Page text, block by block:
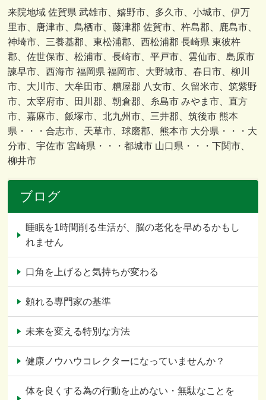
来院地域 佐賀県 武雄市、嬉野市、多久市、小城市、伊万
里市、唐津市、鳥栖市、藤津郡 佐賀市、杵島郡、鹿島市、
神埼市、三養基郡、東松浦郡、西松浦郡 長崎県 東彼杵
郡、佐世保市、松浦市、長崎市、平戸市、雲仙市、島原市
諫早市、西海市 福岡県 福岡市、大野城市、春日市、柳川
市、大川市、大牟田市、糟屋郡 八女市、久留米市、筑紫野
市、太宰府市、田川郡、朝倉郡、糸島市 みやま市、直方
市、嘉麻市、飯塚市、北九州市、三井郡、筑後市 熊本
県・・・合志市、天草市、球磨郡、熊本市 大分県・・・大
分市、宇佐市 宮崎県・・・都城市 山口県・・・下関市、
柳井市
ブログ
睡眠を1時間削る生活が、脳の老化を早めるかもし
れません
口角を上げると気持ちが変わる
頼れる専門家の基準
未来を変える特別な方法
健康ノウハウコレクターになっていませんか？
体を良くする為の行動を止めない・無駄なことを